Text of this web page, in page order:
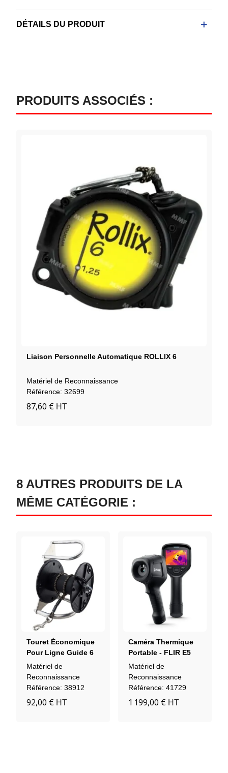
DÉTAILS DU PRODUIT
PRODUITS ASSOCIÉS :
Liaison Personnelle Automatique ROLLIX 6
Matériel de Reconnaissance
Référence: 32699
87,60 € HT
8 AUTRES PRODUITS DE LA
MÊME CATÉGORIE :
Touret Économique
Pour Ligne Guide 6
Mm De 50 Ou 60 M
Avec Perles
Fluorescentes
Matériel de
Reconnaissance
Référence: 38912
92,00 € HT
Caméra Thermique
Portable - FLIR E5
PRO
Matériel de
Reconnaissance
Référence: 41729
1 199,00 € HT